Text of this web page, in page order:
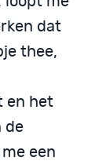
dat
thee,
en het
de
een